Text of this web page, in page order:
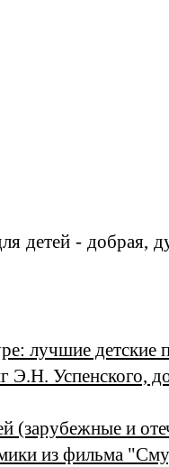
детей - добрая,
лучшие детские
Э.Н. Успенского,
(зарубежные и
из фильма